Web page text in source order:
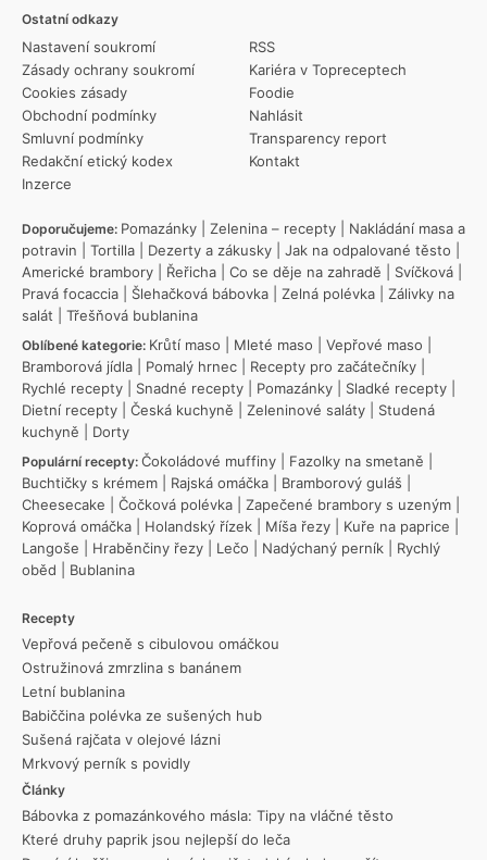
Ostatní odkazy
Nastavení soukromí
Zásady ochrany soukromí
Cookies zásady
Obchodní podmínky
Smluvní podmínky
Redakční etický kodex
Inzerce
RSS
Kariéra v Topreceptech
Foodie
Nahlásit
Transparency report
Kontakt
Doporučujeme: Pomazánky Zelenina – recepty
Nakládání masa a
potravin
Tortilla Dezerty a zákusky Jak na odpalované těsto
Americké brambory
Řeřicha Co se děje na zahradě Svíčková
Pravá focaccia
Šlehačková bábovka Zelná polévka
Zálivky na
salát
Třešňová bublanina
Oblíbené kategorie: Krůtí maso Mleté maso Vepřové maso
Bramborová jídla
Pomalý hrnec Recepty pro začátečníky
Rychlé recepty
Snadné recepty Pomazánky Sladké recepty
Dietní recepty
Česká kuchyně Zeleninové saláty
Studená
kuchyně
Dorty
Populární recepty: Čokoládové muffiny Fazolky na smetaně
Buchtičky s krémem
Rajská omáčka Bramborový guláš
Cheesecake
Čočková polévka Zapečené brambory s uzeným
Koprová omáčka
Holandský řízek Míša řezy Kuře na paprice
Langoše
Hraběnčiny řezy Lečo Nadýchaný perník
Rychlý
oběd
Bublanina
Recepty
Vepřová pečeně s cibulovou omáčkou
Ostružinová zmrzlina s banánem
Letní bublanina
Babiččina polévka ze sušených hub
Sušená rajčata v olejové lázni
Mrkvový perník s povidly
Články
Bábovka z pomazánkového másla: Tipy na vláčné těsto
Které druhy paprik jsou nejlepší do leča